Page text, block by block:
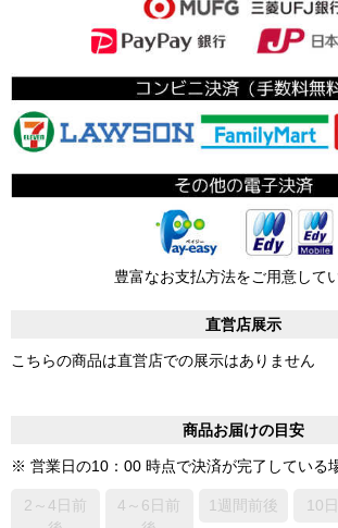
豊富なお支払方法をご用意して
直営店展示
こちらの商品は直営店での展示はありません
商品お届けの目安
※ 営業日の10：00 時点で決済が完了している
2～4日前
4～6日前
1週間前後 10